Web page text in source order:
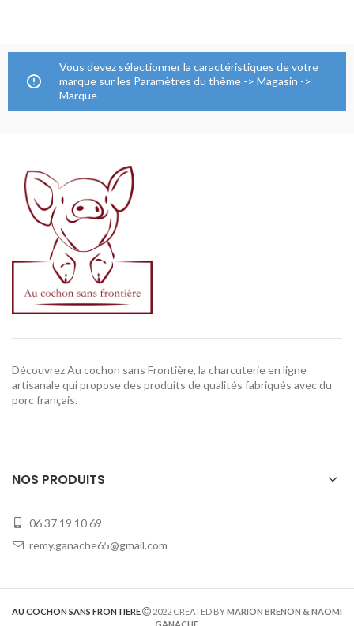
Vous devez sélectionner la caractéristiques de votre
marque sur les Paramètres du thème -> Magasin ->
Marque
Découvrez Au cochon sans Frontière, la charcuterie en ligne
artisanale qui propose des produits de qualités fabriqués avec du
porc français.
NOS PRODUITS
06 37 19 10 69
remy.ganache65@gmail.com
AU COCHON SANS FRONTIERE 2022 CREATED BYMARION BRENON & NAOMI